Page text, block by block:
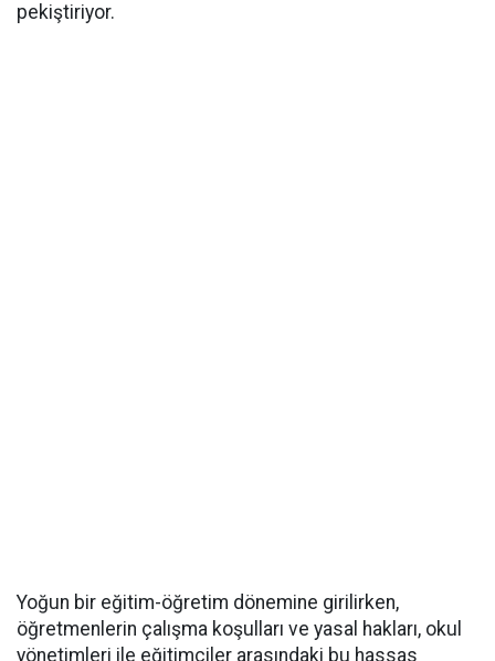
pekiştiriyor.
Yoğun bir eğitim-öğretim dönemine girilirken,
öğretmenlerin çalışma koşulları ve yasal hakları, okul
yönetimleri ile eğitimciler arasındaki bu hassas